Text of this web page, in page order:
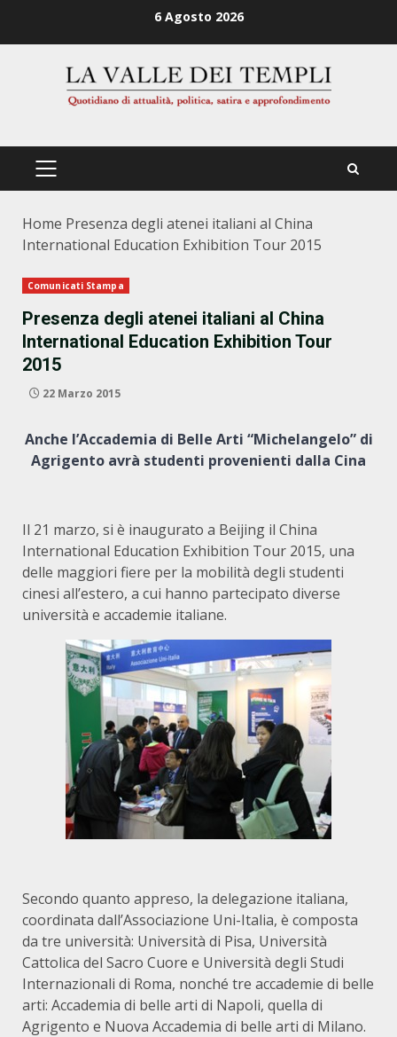
6 Agosto 2026
PRIMÄRES
Home Presenza degli atenei italiani al China
International Education Exhibition Tour 2015
Comunicati Stampa
Presenza degli atenei italiani al China
International Education Exhibition Tour
2015
22 Marzo 2015
Anche l’Accademia di Belle Arti “Michelangelo” di
Agrigento avrà studenti provenienti dalla Cina
Il 21 marzo, si è inaugurato a Beijing il China
International Education Exhibition Tour 2015, una
delle maggiori fiere per la mobilità degli studenti
cinesi all’estero, a cui hanno partecipato diverse
università e accademie italiane.
Secondo quanto appreso, la delegazione italiana,
coordinata dall’Associazione Uni-Italia, è composta
da tre università: Università di Pisa, Università
Cattolica del Sacro Cuore e Università degli Studi
Internazionali di Roma, nonché tre accademie di belle
arti: Accademia di belle arti di Napoli, quella di
Agrigento e Nuova Accademia di belle arti di Milano.